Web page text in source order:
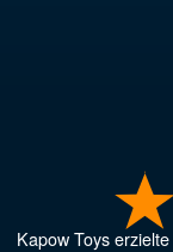
Kapow Toyserzielte